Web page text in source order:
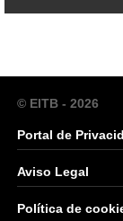
© EITB - 2026
Portal de
Aviso Legal
Política de